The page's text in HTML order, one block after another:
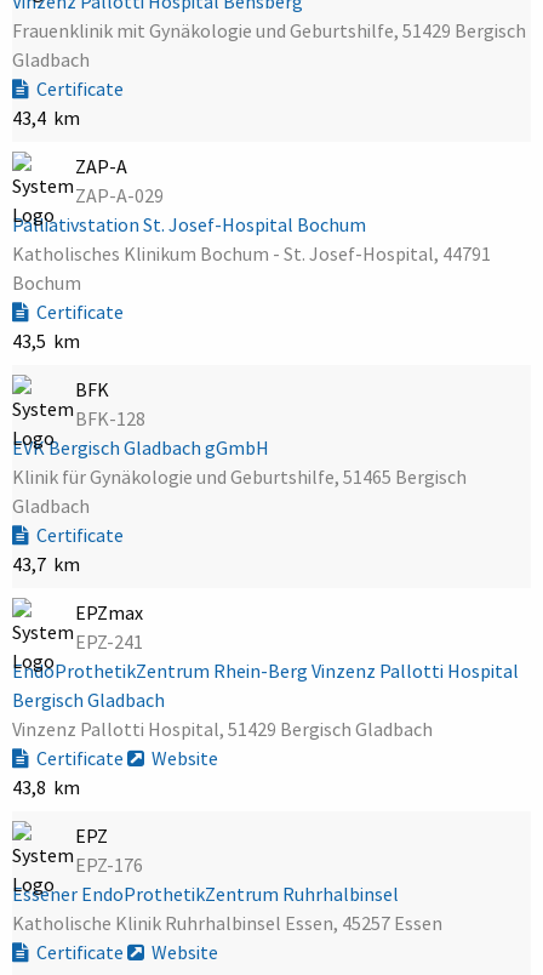
Frauenklinik mit Gynäkologie und Geburtshilfe, 51429 Bergisch
Gladbach
Certificate
43,4 km
ZAP-A
ZAP-A-029
Palliativstation St. Josef-Hospital Bochum
Katholisches Klinikum Bochum - St. Josef-Hospital, 44791
Bochum
Certificate
43,5 km
BFK
BFK-128
EVK Bergisch Gladbach gGmbH
Klinik für Gynäkologie und Geburtshilfe, 51465 Bergisch
Gladbach
Certificate
43,7 km
EPZmax
EPZ-241
EndoProthetikZentrum Rhein-Berg Vinzenz Pallotti Hospital
Bergisch Gladbach
Vinzenz Pallotti Hospital, 51429 Bergisch Gladbach
Certificate
Website
43,8 km
EPZ
EPZ-176
Essener EndoProthetikZentrum Ruhrhalbinsel
Katholische Klinik Ruhrhalbinsel Essen, 45257 Essen
Certificate
Website